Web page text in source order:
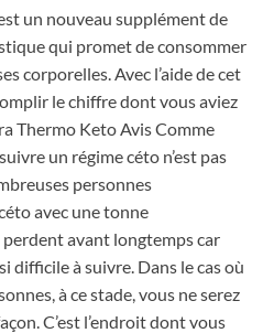
un nouveau supplément de
qui promet de consommer
corporelles. Avec l’aide de cet
le chiffre dont vous aviez
Thermo Keto Avis Comme
un régime céto n’est pas
personnes
avec une tonne
perdent avant longtemps car
difficile à suivre. Dans le cas où
à ce stade, vous ne serez
C’est l’endroit dont vous